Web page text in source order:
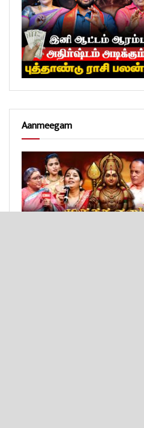
Aanmeegam